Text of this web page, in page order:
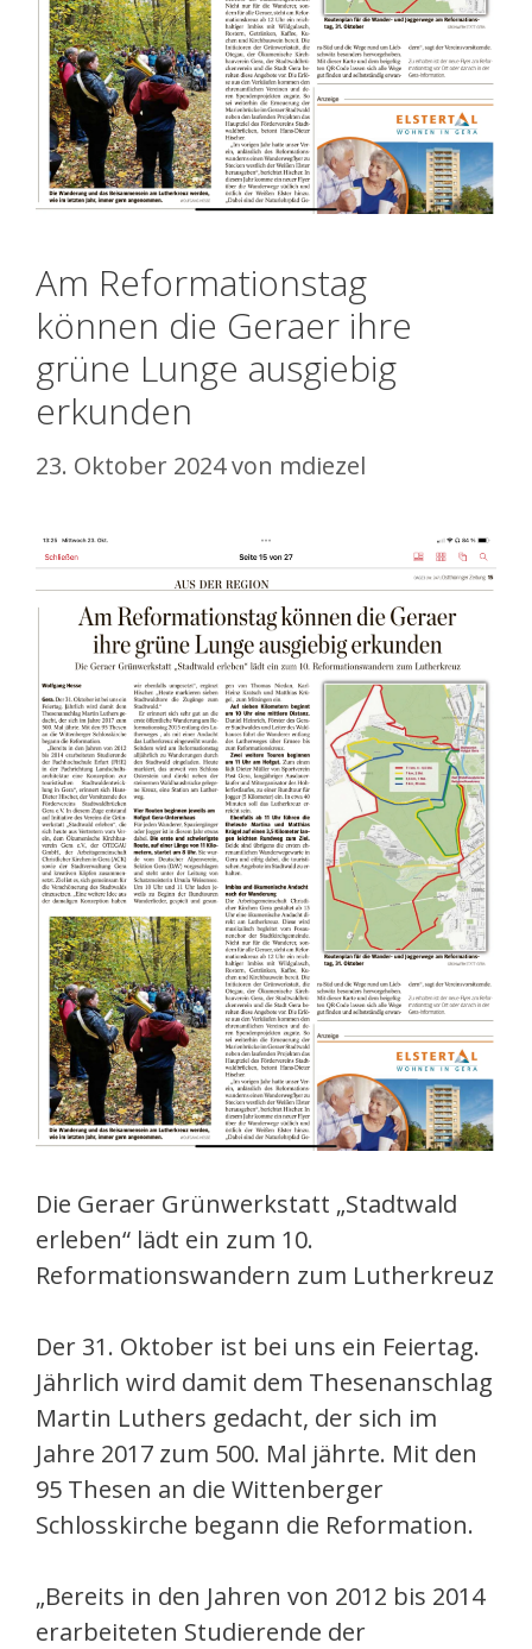
Am Reformationstag
können die Geraer ihre
grüne Lunge ausgiebig
erkunden
23. Oktober 2024von mdiezel
Die Geraer Grünwerkstatt „Stadtwald
erleben“ lädt ein zum 10.
Reformationswandern zum Lutherkreuz
Der 31. Oktober ist bei uns ein Feiertag.
Jährlich wird damit dem Thesenanschlag
Martin Luthers gedacht, der sich im
Jahre 2017 zum 500. Mal jährte. Mit den
95 Thesen an die Wittenberger
Schlosskirche begann die Reformation.
„Bereits in den Jahren von 2012 bis 2014
erarbeiteten Studierende der